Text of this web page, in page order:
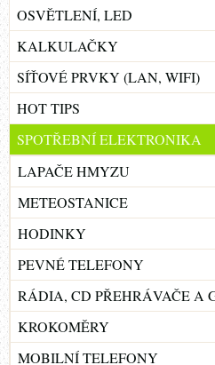
OSVĚTLENÍ, LED
KALKULAČKY
SÍŤOVÉ PRVKY (LAN, WIFI)
HOT TIPS
SPOTŘEBNÍ ELEKTRONIKA
LAPAČE HMYZU
METEOSTANICE
HODINKY
PEVNÉ TELEFONY
RÁDIA, CD PŘEHRÁVAČE A
KROKOMĚRY
MOBILNÍ TELEFONY